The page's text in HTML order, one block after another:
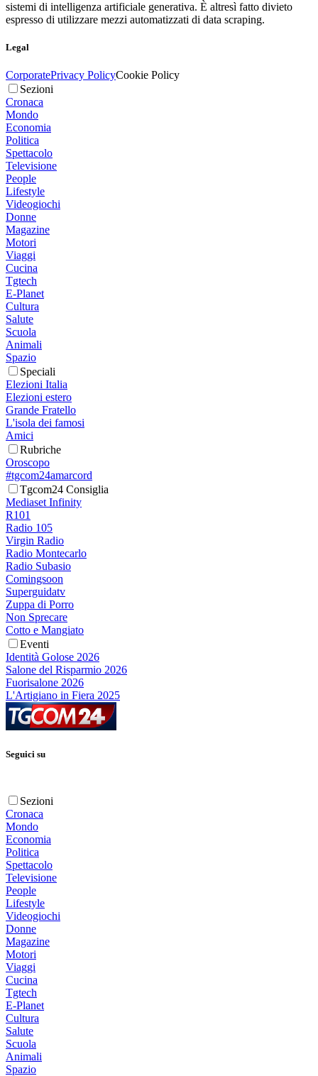
sistemi di intelligenza artificiale generativa. È altresì fatto divieto
espresso di utilizzare mezzi automatizzati di data scraping.
Legal
CorporatePrivacy PolicyCookie Policy
Sezioni
Cronaca
Mondo
Economia
Politica
Spettacolo
Televisione
People
Lifestyle
Videogiochi
Donne
Magazine
Motori
Viaggi
Cucina
Tgtech
E-Planet
Cultura
Salute
Scuola
Animali
Spazio
Speciali
Elezioni Italia
Elezioni estero
Grande Fratello
L'isola dei famosi
Amici
Rubriche
Oroscopo
#tgcom24amarcord
Tgcom24 Consiglia
Mediaset Infinity
R101
Radio 105
Virgin Radio
Radio Montecarlo
Radio Subasio
Comingsoon
Superguidatv
Zuppa di Porro
Non Sprecare
Cotto e Mangiato
Eventi
Identità Golose 2026
Salone del Risparmio 2026
Fuorisalone 2026
L'Artigiano in Fiera 2025
Seguici su
Sezioni
Cronaca
Mondo
Economia
Politica
Spettacolo
Televisione
People
Lifestyle
Videogiochi
Donne
Magazine
Motori
Viaggi
Cucina
Tgtech
E-Planet
Cultura
Salute
Scuola
Animali
Spazio